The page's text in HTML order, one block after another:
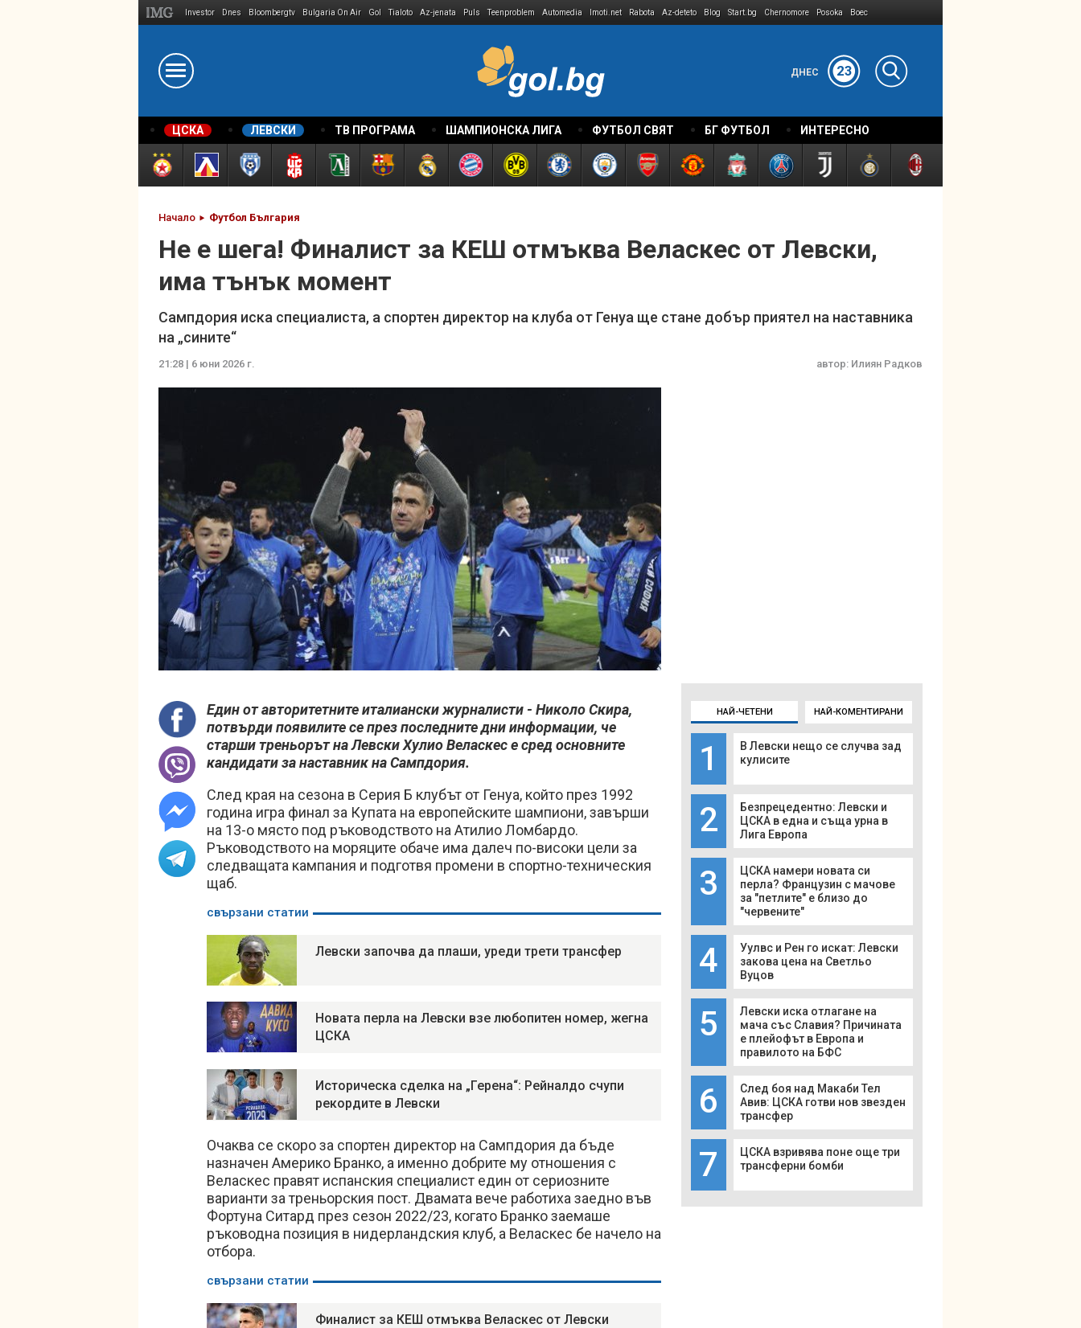
Investor Dnes Bloombergtv Bulgaria On Air Gol Tialoto Az-jenata Puls Teenproblem Automedia Imoti.net Rabota Az-deteto Blog Start.bg Chernomore Posoka Boec
ДНЕС 23
ЦСКА ЛЕВСКИ ТВ ПРОГРАМА ШАМПИОНСКА ЛИГА ФУТБОЛ СВЯТ БГ ФУТБОЛ ИНТЕРЕСНО
Начало Футбол България
Не е шега! Финалист за КЕШ отмъква Веласкес от Левски,
има тънък момент
Сампдория иска специалиста, а спортен директор на клуба от Генуа ще стане добър приятел на наставника
на „сините“
21:28 | 6 юни 2026 г. автор: Илиян Радков
Един от авторитетните италиански журналисти - Николо Скира,
потвърди появилите се през последните дни информации, че
старши треньорът на Левски Хулио Веласкес е сред основните
кандидати за наставник на Сампдория.
След края на сезона в Серия Б клубът от Генуа, който през 1992
година игра финал за Купата на европейските шампиони, завърши
на 13-о място под ръководството на Атилио Ломбардо.
Ръководството на моряците обаче има далеч по-високи цели за
следващата кампания и подготвя промени в спортно-техническия
щаб.
свързани статии
Левски започва да плаши, уреди трети трансфер
Новата перла на Левски взе любопитен номер, жегна
ЦСКА
Историческа сделка на „Герена“: Рейналдо счупи
рекордите в Левски
Очаква се скоро за спортен директор на Сампдория да бъде
назначен Америко Бранко, а именно добрите му отношения с
Веласкес правят испанския специалист един от сериозните
варианти за треньорския пост. Двамата вече работиха заедно във
Фортуна Ситард през сезон 2022/23, когато Бранко заемаше
ръководна позиция в нидерландския клуб, а Веласкес бе начело на
отбора.
свързани статии
Финалист за КЕШ отмъква Веласкес от Левски
НАЙ-ЧЕТЕНИ НАЙ-КОМЕНТИРАНИ
1
В Левски нещо се случва зад
кулисите
2
Безпрецедентно: Левски и
ЦСКА в една и съща урна в
Лига Европа
3
ЦСКА намери новата си
перла? Французин с мачове
за "петлите" е близо до
"червените"
4
Уулвс и Рен го искат: Левски
закова цена на Светльо
Вуцов
5
Левски иска отлагане на
мача със Славия? Причината
е плейофът в Европа и
правилото на БФС
6
След боя над Макаби Тел
Авив: ЦСКА готви нов звезден
трансфер
7
ЦСКА взривява поне още три
трансферни бомби